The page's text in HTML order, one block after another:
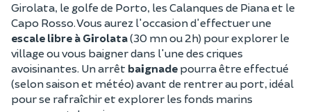
Girolata, le golfe de Porto, les Calanques de Piana et le
Capo Rosso. Vous aurez l'occasion d'effectuer une
escale libre à Girolata(30 mn ou 2h) pour explorer le
village ou vous baigner dans l'une des criques
avoisinantes. Un arrêt baignade pourra être effectué
(selon saison et météo) avant de rentrer au port, idéal
pour se rafraîchir et explorer les fonds marins